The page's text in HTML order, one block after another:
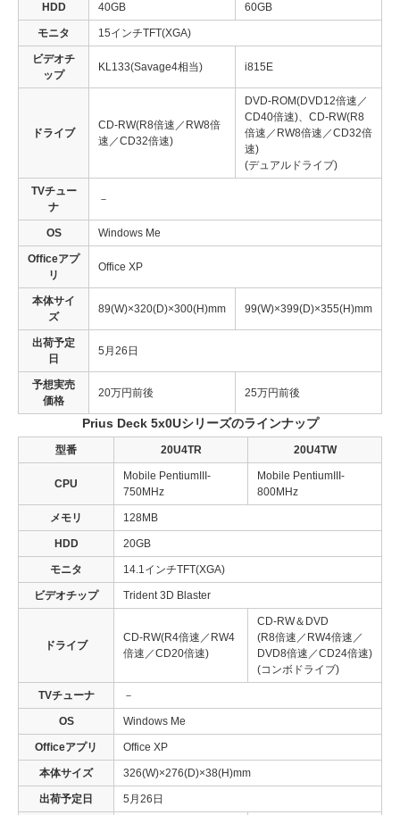
Prius Deck 5x0Uシリーズのラインナップ
HDD 40GB 60GB
モニタ 15インチTFT(XGA)
ビデオチ
ップ
KL133(Savage4相当) i815E
ドライブ
CD-RW(R8倍速／RW8倍
速／CD32倍速)
DVD-ROM(DVD12倍速／
CD40倍速)、CD-RW(R8
倍速／RW8倍速／CD32倍
速)
(デュアルドライブ)
TVチュー
ナ
－
OS Windows Me
Officeアプ
リ
Office XP
本体サイ
ズ
89(W)×320(D)×300(H)mm 99(W)×399(D)×355(H)mm
出荷予定
日
5月26日
予想実売
価格
20万円前後 25万円前後
型番 20U4TR 20U4TW
CPU
Mobile PentiumIII-
750MHz
Mobile PentiumIII-
800MHz
メモリ 128MB
HDD 20GB
モニタ 14.1インチTFT(XGA)
ビデオチップ Trident 3D Blaster
ドライブ
CD-RW(R4倍速／RW4
倍速／CD20倍速)
CD-RW＆DVD
(R8倍速／RW4倍速／
DVD8倍速／CD24倍速)
(コンボドライブ)
TVチューナ －
OS Windows Me
Officeアプリ Office XP
本体サイズ 326(W)×276(D)×38(H)mm
出荷予定日 5月26日